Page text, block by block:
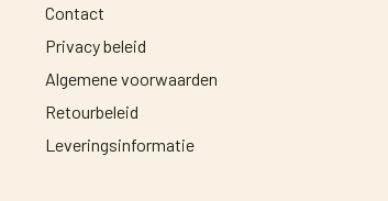
Contact
Privacy beleid
Algemene voorwaarden
Retourbeleid
Leveringsinformatie